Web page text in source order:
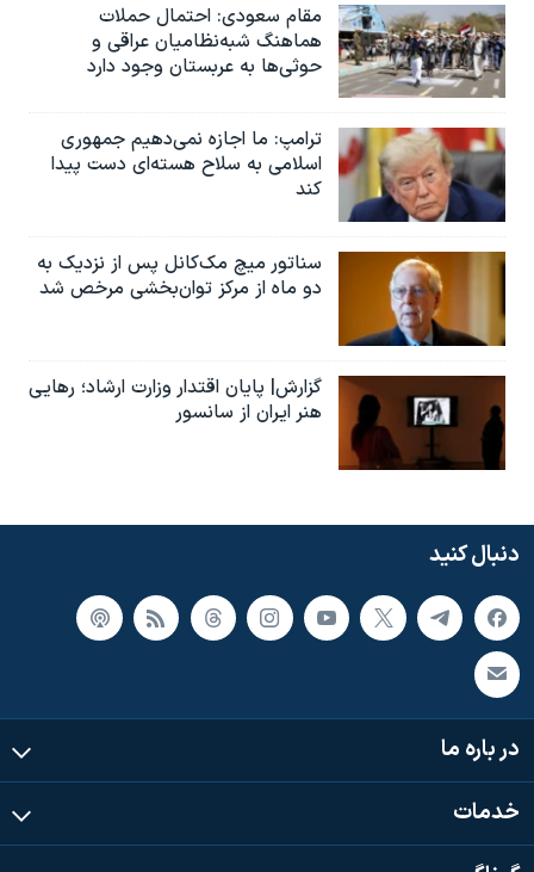
مقام سعودی: احتمال حملات
هماهنگ شبه‌نظامیان عراقی و
حوثی‌ها به عربستان وجود دارد
ترامپ: ما اجازه نمی‌دهیم جمهوری
اسلامی به سلاح هسته‌ای دست پیدا
کند
سناتور میچ مک‌کانل پس از نزدیک به
دو ماه از مرکز توان‌بخشی مرخص شد
گزارش| پایان اقتدار وزارت ارشاد؛ رهایی
هنر ایران از سانسور
دنبال کنید
در باره ما
خدمات